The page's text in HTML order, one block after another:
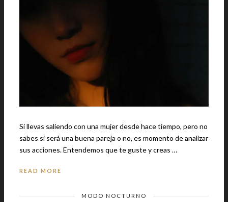
Si llevas saliendo con una mujer desde hace tiempo, pero no
sabes si será una buena pareja o no, es momento de analizar
sus acciones. Entendemos que te guste y creas …
READ MORE
MODO NOCTURNO